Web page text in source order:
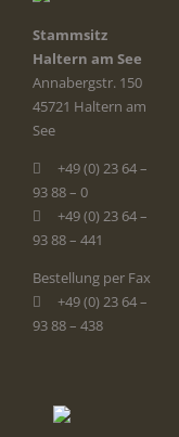
Stammsitz
Haltern am See
Annabergstr. 150
45721 Haltern am
See
+49 (0) 23 64 –
93 88 – 0
+49 (0) 23 64 –
93 88 – 441
Bestellung per Fax
+49 (0) 23 64 –
93 88 – 438